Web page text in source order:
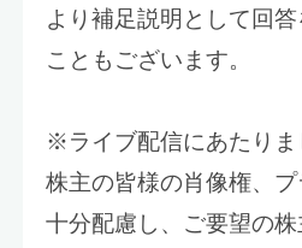
より補足説明として回答
こともございます。
※ライブ配信にあたりま
株主の皆様の肖像権、
十分配慮し、ご要望の株